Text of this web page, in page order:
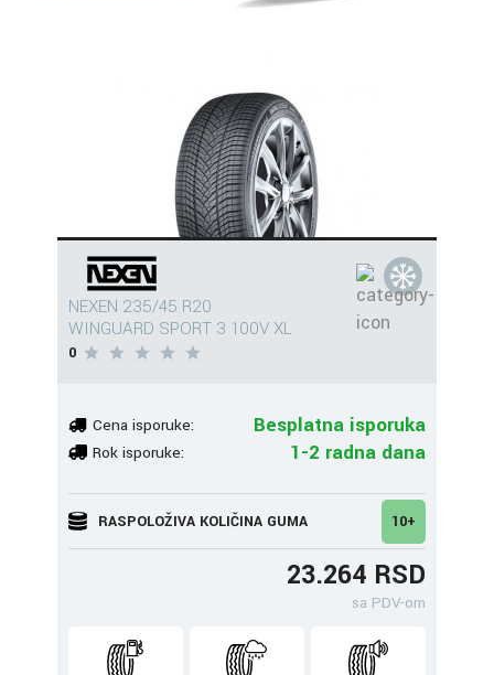
NEXEN 235/45 R20
WINGUARD SPORT 3 100V XL
0
Cena isporuke: Besplatna isporuka
Rok isporuke: 1-2 radna dana
RASPOLOŽIVA KOLIČINA GUMA 10+
23.264 RSD
sa PDV-om